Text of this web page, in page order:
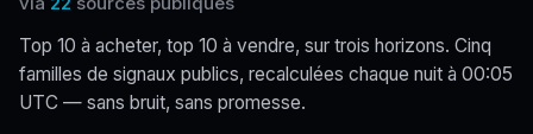
Top 10 à acheter, top 10 à vendre, sur trois horizons. Cinq
familles de signaux publics, recalculées chaque nuit à 00:05
UTC — sans bruit, sans promesse.